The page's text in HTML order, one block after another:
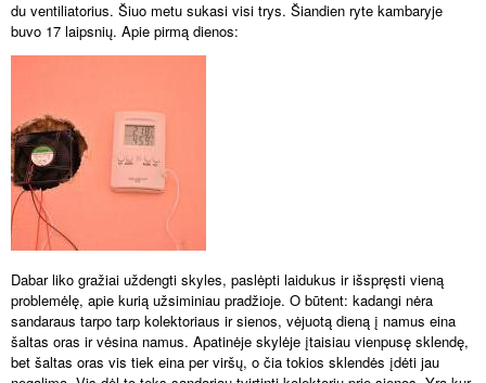
du ventiliatorius. Šiuo metu sukasi visi trys. Šiandien ryte kambaryje
buvo 17 laipsnių. Apie pirmą dienos:
Dabar liko gražiai uždengti skyles, paslėpti laidukus ir išspręsti vieną
problemėlę, apie kurią užsiminiau pradžioje. O būtent: kadangi nėra
sandaraus tarpo tarp kolektoriaus ir sienos, vėjuotą dieną į namus eina
šaltas oras ir vėsina namus. Apatinėje skylėje įtaisiau vienpusę sklendę,
bet šaltas oras vis tiek eina per viršų, o čia tokios sklendės įdėti jau